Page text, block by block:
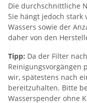
Die durchschnittliche
Sie hängt jedoch stark
Wassers sowie der
daher von den
Tipp: Da der Filter
Reinigungsvorgängen
wir, spätestens nach
bereitzuhalten. Bitte
Wasserspender ohne